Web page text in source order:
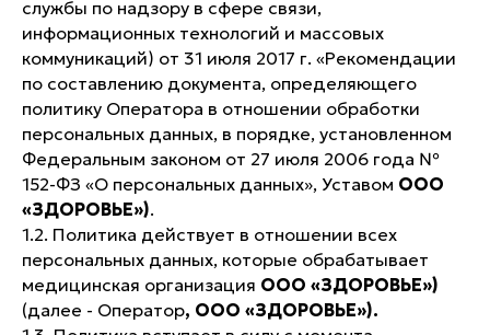
службы по надзору в сфере связи,
информационных технологий и массовых
коммуникаций) от 31 июля 2017 г. «Рекомендации
по составлению документа, определяющего
политику Оператора в отношении обработки
персональных данных, в порядке, установленном
Федеральным законом от 27 июля 2006 года №
152-ФЗ «О персональных данных», Уставом ООО
«ЗДОРОВЬЕ»).
1.2. Политика действует в отношении всех
персональных данных, которые обрабатывает
медицинская организация ООО «ЗДОРОВЬЕ»)
(далее - Оператор, ООО «ЗДОРОВЬЕ»).